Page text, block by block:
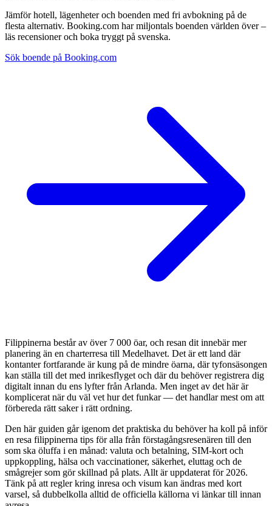
Jämför hotell, lägenheter och boenden med fri avbokning på de
flesta alternativ. Booking.com har miljontals boenden världen över –
läs recensioner och boka tryggt på svenska.
Sök boende på Booking.com
Filippinerna består av över 7 000 öar, och resan dit innebär mer
planering än en charterresa till Medelhavet. Det är ett land där
kontanter fortfarande är kung på de mindre öarna, där tyfonsäsongen
kan ställa till det med inrikesflyget och där du behöver registrera dig
digitalt innan du ens lyfter från Arlanda. Men inget av det här är
komplicerat när du väl vet hur det funkar — det handlar mest om att
förbereda rätt saker i rätt ordning.
Den här guiden går igenom det praktiska du behöver ha koll på inför
en resa filippinerna tips för alla från förstagångsresenären till den
som ska öluffa i en månad: valuta och betalning, SIM-kort och
uppkoppling, hälsa och vaccinationer, säkerhet, eluttag och de
smågrejer som gör skillnad på plats. Allt är uppdaterat för 2026.
Tänk på att regler kring inresa och visum kan ändras med kort
varsel, så dubbelkolla alltid de officiella källorna vi länkar till innan